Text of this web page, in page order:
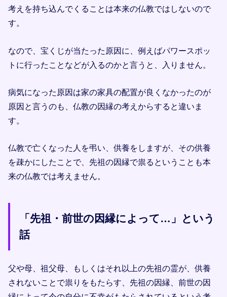
考えを持ち込んでくることは本来の仏教ではしないので
す。
なので、宝くじが当たった原因に、例えばパワースポッ
トに行ったことなどが入るのかと言うと、入りません。
病気になった原因は家の家具の配置が良くなかったのが
原因と言うのも、仏教の因縁の考えからすると違いま
す。
仏教で亡くなった人を弔い、供養をしますが、その供養
を疎かにしたことで、先祖の因縁で祟るということも本
来の仏教では考えません。
「先祖・前世の因縁によって…」という
話
父や母、祖父母、もしくはそれ以上の先祖の霊が、供養
されないことで祟りをもたらす、先祖の因縁、前世の因